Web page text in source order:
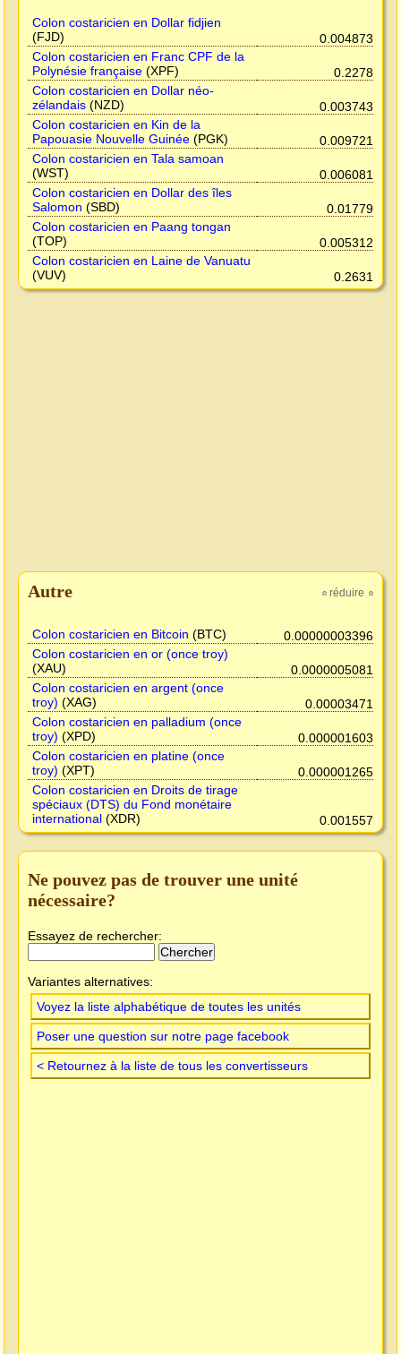
Colon costaricien en Dollar fidjien
(FJD)
0.004873
Colon costaricien en Franc CPF de la
Polynésie française (XPF)
0.2278
Colon costaricien en Dollar néo-
zélandais (NZD)
0.003743
Colon costaricien en Kin de la
Papouasie Nouvelle Guinée (PGK)
0.009721
Colon costaricien en Tala samoan
(WST)
0.006081
Colon costaricien en Dollar des îles
Salomon (SBD)
0.01779
Colon costaricien en Paang tongan
(TOP)
0.005312
Colon costaricien en Laine de Vanuatu
(VUV)
0.2631
» réduire »
Autre
Colon costaricien en Bitcoin (BTC)
0.00000003396
Colon costaricien en or (once troy)
(XAU)
0.0000005081
Colon costaricien en argent (once
troy) (XAG)
0.00003471
Colon costaricien en palladium (once
troy) (XPD)
0.000001603
Colon costaricien en platine (once
troy) (XPT)
0.000001265
Colon costaricien en Droits de tirage
spéciaux (DTS) du Fond monétaire
international (XDR) 0.001557
Ne pouvez pas de trouver une unité
nécessaire?
Essayez de rechercher:
Variantes alternatives:
Voyez la liste alphabétique de toutes les unités
Poser une question sur notre page facebook
< Retournez à la liste de tous les convertisseurs